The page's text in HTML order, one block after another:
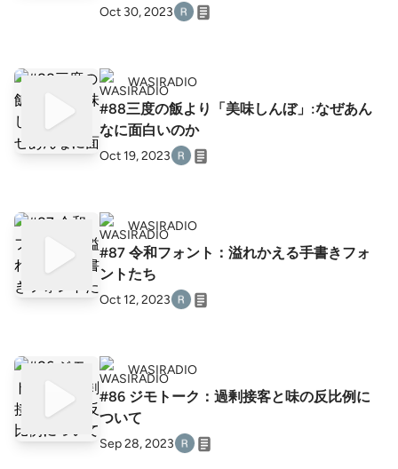
Oct 30, 2023
WASIRADIO
#88三度の飯より「美味しんぼ」:なぜあん
なに面白いのか
Oct 19, 2023
WASIRADIO
#87 令和フォント：溢れかえる手書きフォ
ントたち
Oct 12, 2023
WASIRADIO
#86 ジモトーク：過剰接客と味の反比例に
ついて
Sep 28, 2023